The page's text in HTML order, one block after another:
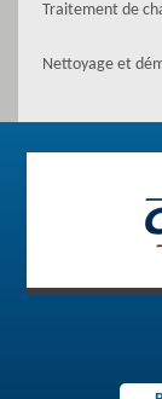
Traitement de
Nettoyage et